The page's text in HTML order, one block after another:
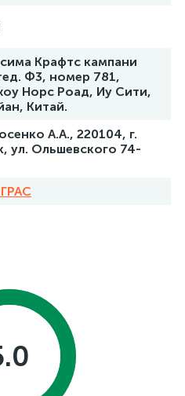
Крафтс кампани
Ф3, номер 781,
Норс Роад, Иу Сити,
Китай.
А.А., 220104, г.
ул. Ольшевского 74-